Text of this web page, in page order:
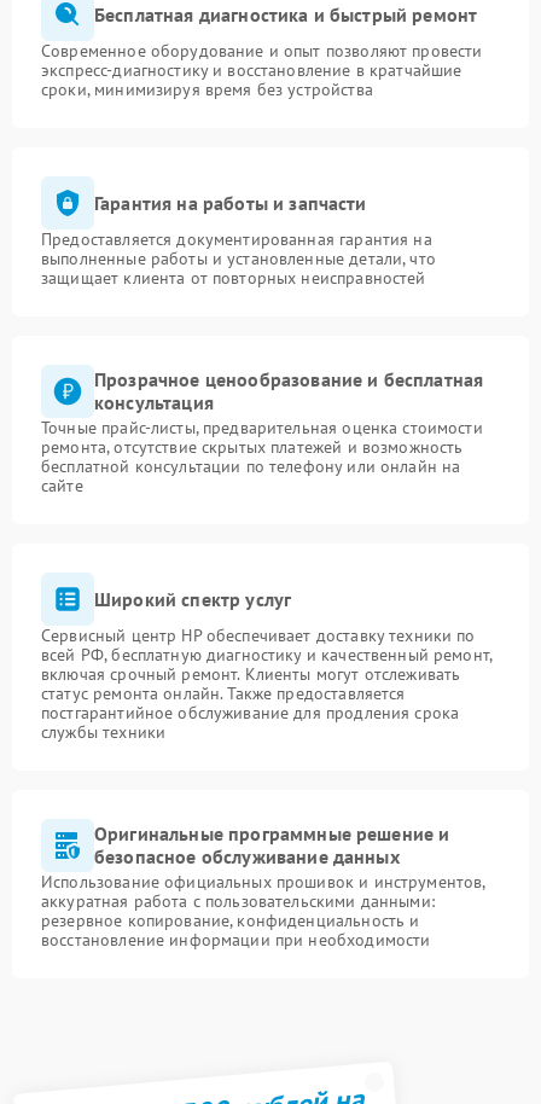
Бесплатная диагностика и быстрый ремонт
Современное оборудование и опыт позволяют провести
экспресс-диагностику и восстановление в кратчайшие
сроки, минимизируя время без устройства
Гарантия на работы и запчасти
Предоставляется документированная гарантия на
выполненные работы и установленные детали, что
защищает клиента от повторных неисправностей
Прозрачное ценообразование и бесплатная
консультация
Точные прайс-листы, предварительная оценка стоимости
ремонта, отсутствие скрытых платежей и возможность
бесплатной консультации по телефону или онлайн на
сайте
Широкий спектр услуг
Сервисный центр HP обеспечивает доставку техники по
всей РФ, бесплатную диагностику и качественный ремонт,
включая срочный ремонт. Клиенты могут отслеживать
статус ремонта онлайн. Также предоставляется
постгарантийное обслуживание для продления срока
службы техники
Оригинальные программные решение и
безопасное обслуживание данных
Использование официальных прошивок и инструментов,
аккуратная работа с пользовательскими данными:
резервное копирование, конфиденциальность и
восстановление информации при необходимости